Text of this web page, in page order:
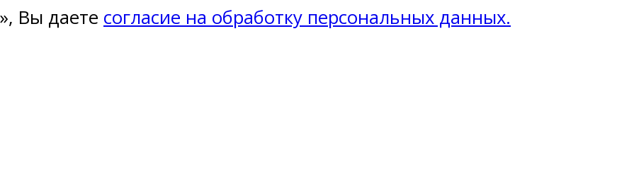
Вы даете согласие на обработку персональных данных.